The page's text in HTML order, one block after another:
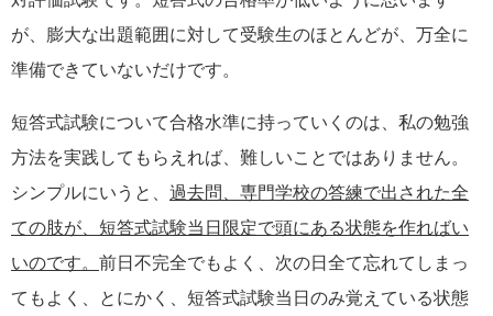
が、膨大な出題範囲に対して受験生のほとんどが、万全に
準備できていないだけです。
短答式試験について合格水準に持っていくのは、私の勉強
方法を実践してもらえれば、難しいことではありません。
シンプルにいうと、 過去問、専門学校の答練で出された全
ての肢が、短答式試験当日限定で頭にある状態を作ればい
いのです。 前日不完全でもよく、次の日全て忘れてしまっ
てもよく、とにかく、短答式試験当日のみ覚えている状態